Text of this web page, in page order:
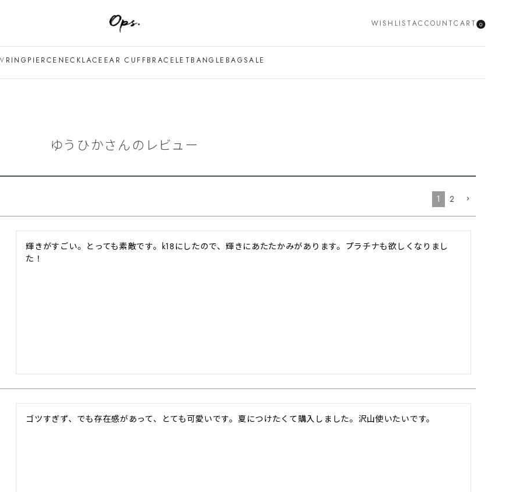
WISHLISTACCOUNTCART 0
RING PIERCE NECKLACE EAR CUFFBRACELET BANGLE BAGSALE
ゆうひかさんのレビュー
1 2
輝きがすごい。とっても素敵です。k18にしたので、輝きにあたたかみがあります。プラチナも欲しくなりまし
た！
ゴツすぎず、でも存在感があって、とても可愛いです。夏につけたくて購入しました。沢山使いたいです。